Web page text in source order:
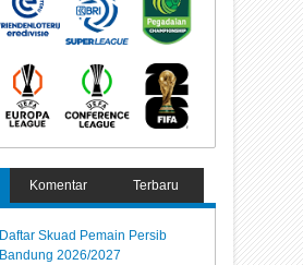
Komentar Terbaru
Daftar Skuad Pemain Persib
Bandung 2026/2027